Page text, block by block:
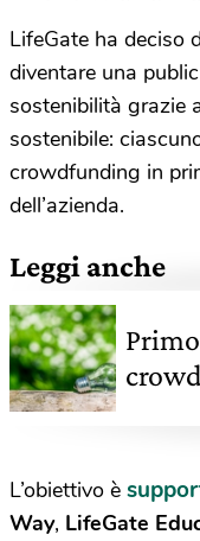
LifeGate ha deciso
diventare una
sostenibilità grazie
sostenibile:
crowdfunding in
dell’azienda.
Leggi anche
L’obiettivo è
Way, LifeGate